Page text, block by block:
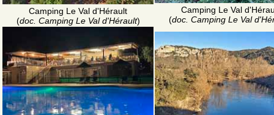
Camping Le Val d'Hérault
(doc. Camping Le Val d'Hérault)
Camping Le Val
(doc. Camping Le Val